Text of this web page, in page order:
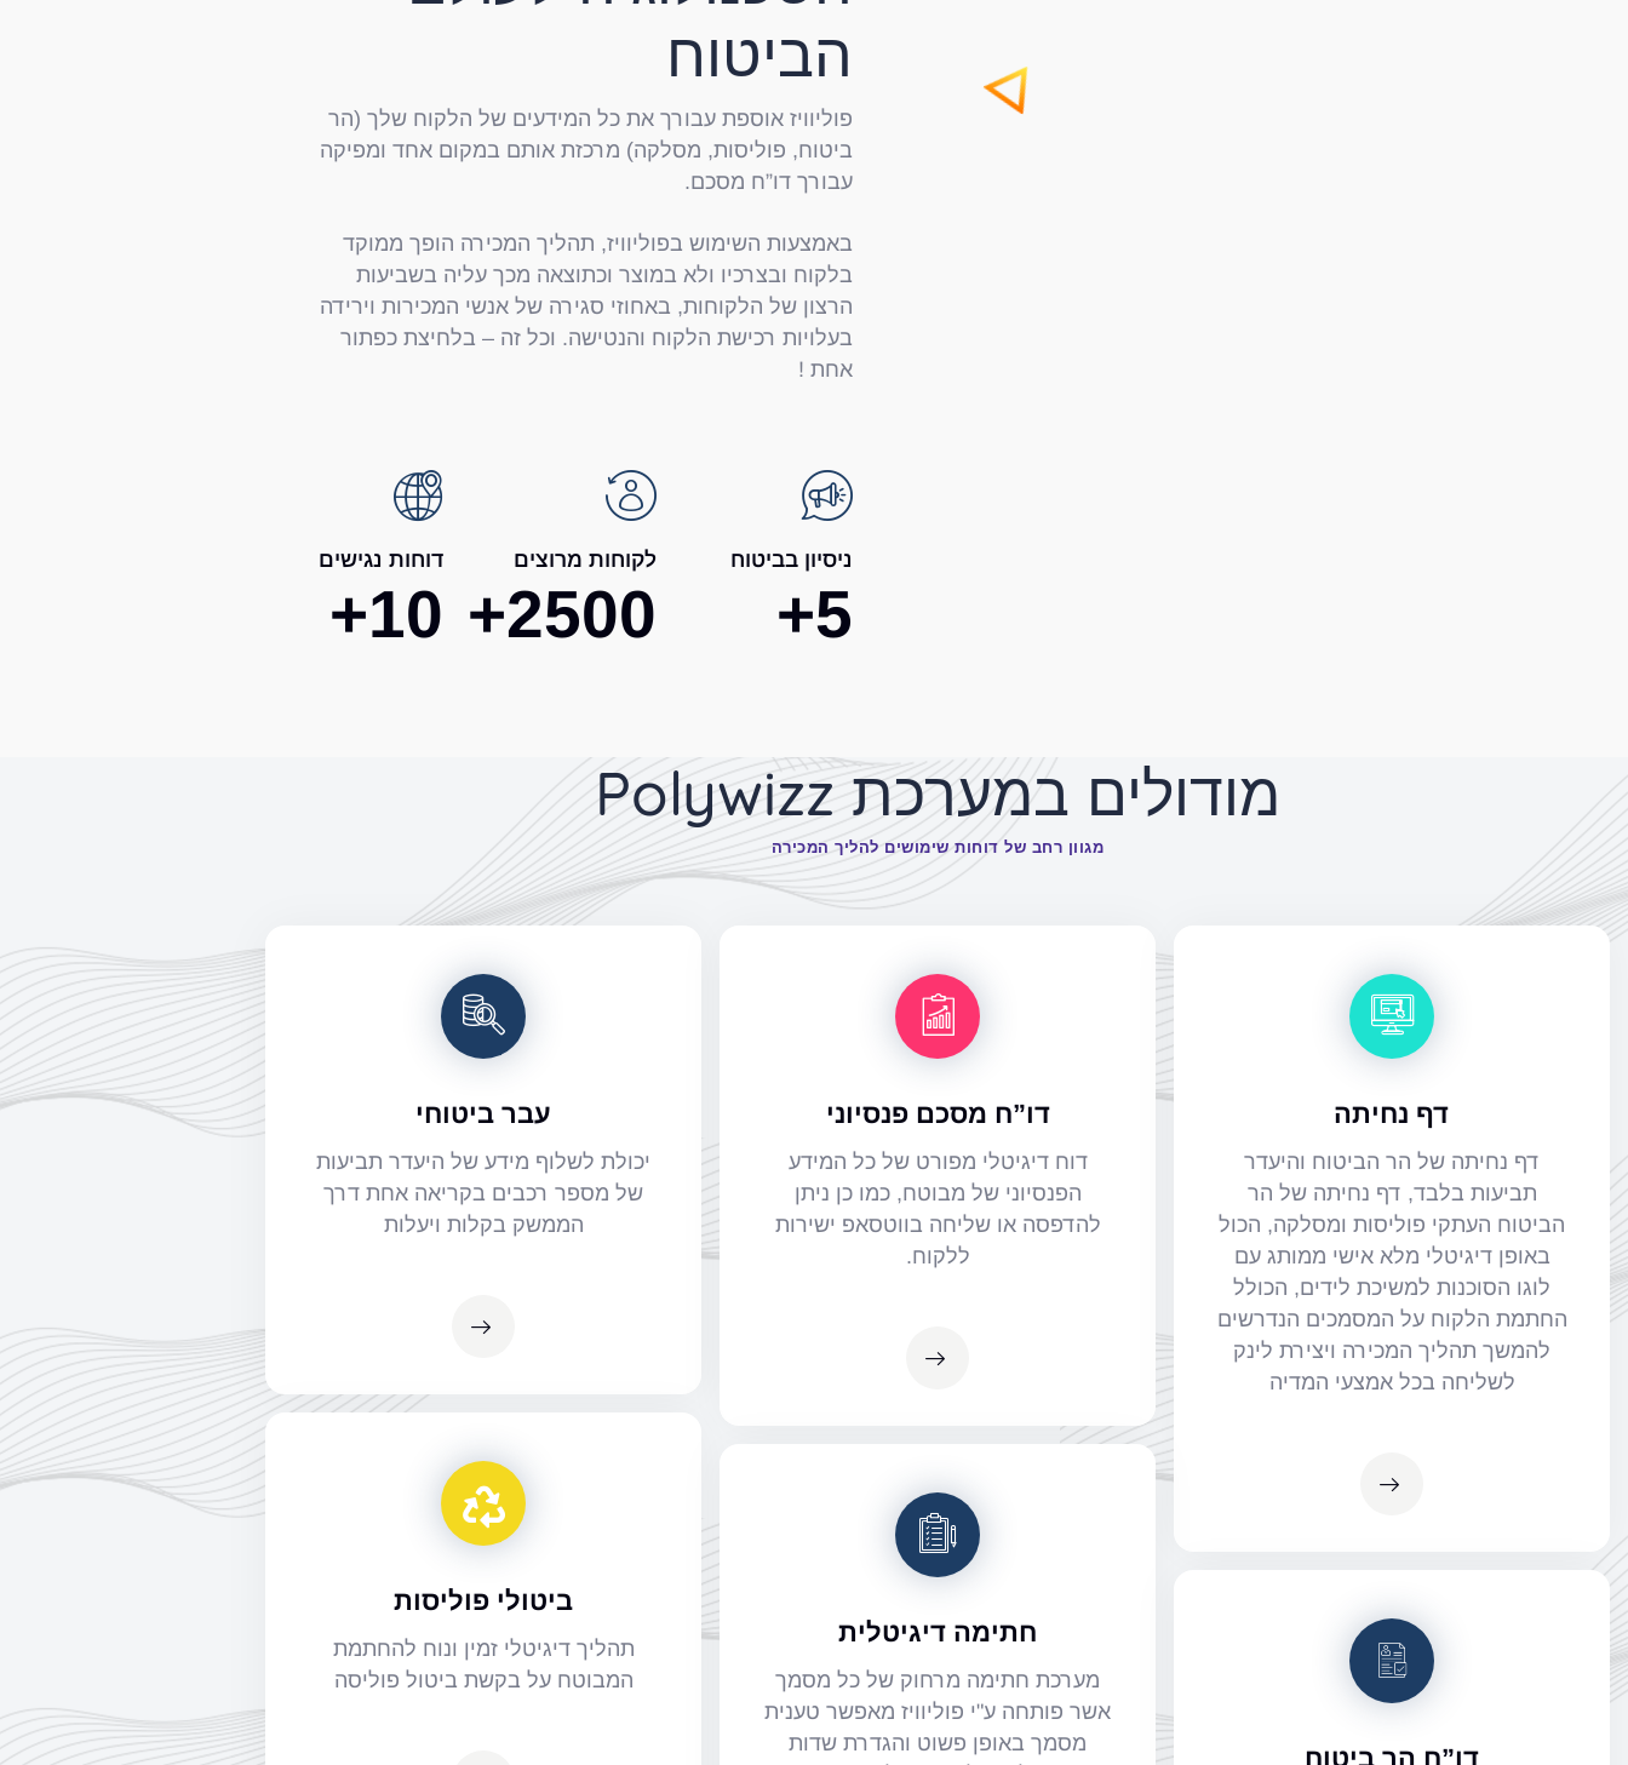
הביטוח
פוליוויז אוספת עבורך את כל המידעים של הלקוח שלך (הר
ביטוח, פוליסות, מסלקה) מרכזת אותם במקום אחד ומפיקה
עבורך דו”ח מסכם.
באמצעות השימוש בפוליוויז, תהליך המכירה הופך ממוקד
בלקוח ובצרכיו ולא במוצר וכתוצאה מכך עליה בשביעות
הרצון של הלקוחות, באחוזי סגירה של אנשי המכירות וירידה
בעלויות רכישת הלקוח והנטישה. וכל זה – בלחיצת כפתור
אחת !
ניסיון בביטוח
5
+
לקוחות מרוצים
2500
+
דוחות נגישים
10
+
מודולים במערכת Polywizz
מגוון רחב של דוחות שימושים להליך המכירה
עבר ביטוחי
יכולת לשלוף מידע של היעדר תביעות
של מספר רכבים בקריאה אחת דרך
הממשק בקלות ויעלות
דו”ח מסכם פנסיוני
דוח דיגיטלי מפורט של כל המידע
הפנסיוני של מבוטח, כמו כן ניתן
להדפסה או שליחה בווטסאפ ישירות
ללקוח.
דף נחיתה
דף נחיתה של הר הביטוח והיעדר
תביעות בלבד, דף נחיתה של הר
הביטוח העתקי פוליסות ומסלקה, הכול
באופן דיגיטלי מלא אישי ממותג עם
לוגו הסוכנות למשיכת לידים, הכולל
החתמת הלקוח על המסמכים הנדרשים
להמשך תהליך המכירה ויצירת לינק
לשליחה בכל אמצעי המדיה
ביטולי פוליסות
תהליך דיגיטלי זמין ונוח להחתמת
המבוטח על בקשת ביטול פוליסה
חתימה דיגיטלית
מערכת חתימה מרחוק של כל מסמך
אשר פותחה ע"י פוליוויז מאפשר טענית
מסמך באופן פשוט והגדרת שדות
דו”ח הר ביטוח